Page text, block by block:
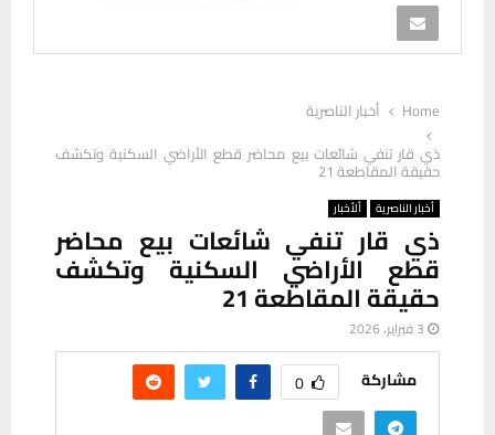
Home
أخبار الناصرية
ذي قار تنفي شائعات بيع محاضر قطع الأراضي السكنية وتكشف
حقيقة المقاطعة 21
أخبار الناصرية ألأخبار
ذي قار تنفي شائعات بيع محاضر
قطع الأراضي السكنية وتكشف
حقيقة المقاطعة 21
3 فبراير، 2026
مشاركة 0